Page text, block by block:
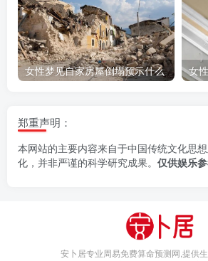
女性梦见自家房屋倒塌预示什么 女
郑重声明：
本网站的主要内容来自于中国传统文化思
化，并非严谨的科学研究成果。 仅供娱乐
安卜居专业周易免费算命预测网,提供生